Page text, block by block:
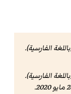
الفارسية).
الفارسية).
.